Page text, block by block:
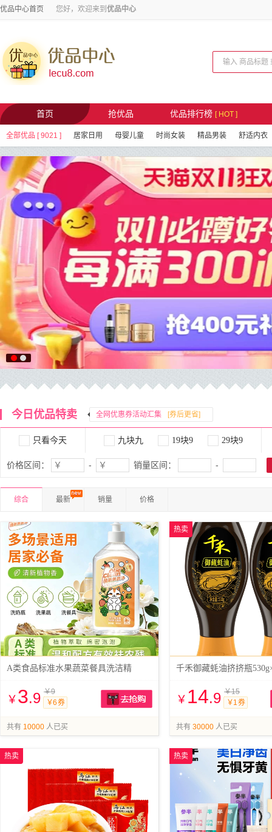
优品中心首页 您好，欢迎来到 优品中心
首页 抢优品 优品排行榜 [ HOT ]
全部优品 [ 9021 ] 居家日用 母婴儿童 时尚女装 精品男装 舒适内衣
今日优品特卖 全网优惠券活动汇集 [券后更省]
只看今天 九块九 19块9 29块9
价格区间： - 销量区间： -
综合 最新 销量 价格
A类食品标准水果蔬菜餐具洗洁精
￥ 3.9 ￥9
￥6 券
共有 10000 人已买
千禾御藏蚝油挤挤瓶
热卖
￥ 14.9 ￥15
￥1 券
共有 30000 人已买
热卖 热卖